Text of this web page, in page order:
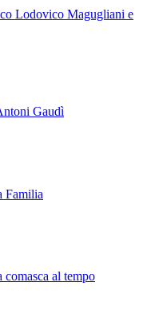
Lodovico Magugliani e
Gaudì
Familia
al tempo